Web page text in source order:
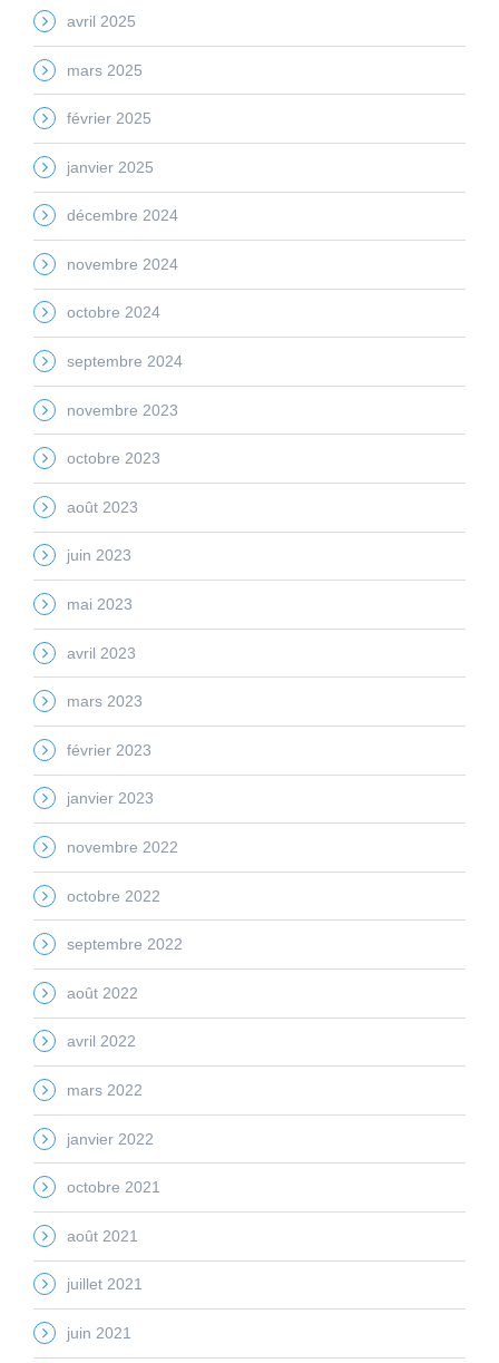
avril 2025
mars 2025
février 2025
janvier 2025
décembre 2024
novembre 2024
octobre 2024
septembre 2024
novembre 2023
octobre 2023
août 2023
juin 2023
mai 2023
avril 2023
mars 2023
février 2023
janvier 2023
novembre 2022
octobre 2022
septembre 2022
août 2022
avril 2022
mars 2022
janvier 2022
octobre 2021
août 2021
juillet 2021
juin 2021